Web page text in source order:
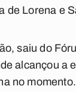
de Lorena e
saiu do
alcançou a
no momento.